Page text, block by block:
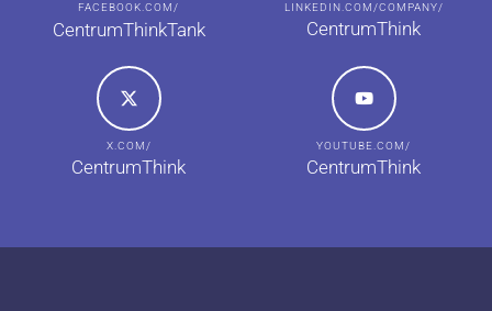
FACEBOOK.COM/
CentrumThinkTank
LINKEDIN.COM/COMPANY/
CentrumThink
X.COM/
CentrumThink
YOUTUBE.COM/
CentrumThink